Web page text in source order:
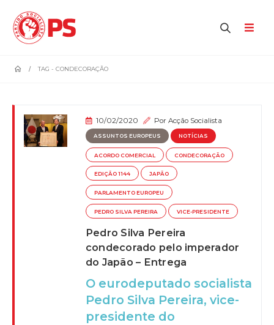
TAG - CONDECORAÇÃO
10/02/2020 PorAcção Socialista
ASSUNTOS EUROPEUS NOTÍCIAS
ACORDO COMERCIAL CONDECORAÇÃO
EDIÇÃO 1144 JAPÃO
PARLAMENTO EUROPEU
PEDRO SILVA PEREIRA VICE-PRESIDENTE
Pedro Silva Pereira
condecorado pelo imperador
do Japão – Entrega
O eurodeputado socialista
Pedro Silva Pereira, vice-
presidente do